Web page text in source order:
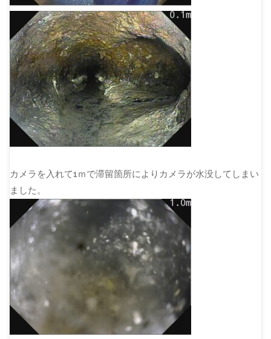
カメラを入れて1ｍで滞留箇所によりカメラが水没してしまい
ました。